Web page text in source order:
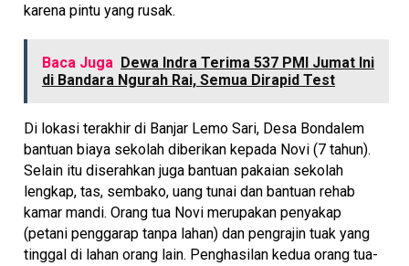
karena pintu yang rusak.
Baca Juga Dewa Indra Terima 537 PMI Jumat Ini
di Bandara Ngurah Rai, Semua Dirapid Test
Di lokasi terakhir di Banjar Lemo Sari, Desa Bondalem
bantuan biaya sekolah diberikan kepada Novi (7 tahun).
Selain itu diserahkan juga bantuan pakaian sekolah
lengkap, tas, sembako, uang tunai dan bantuan rehab
kamar mandi. Orang tua Novi merupakan penyakap
(petani penggarap tanpa lahan) dan pengrajin tuak yang
tinggal di lahan orang lain. Penghasilan kedua orang tua-